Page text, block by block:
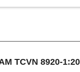
TCVN 8920-